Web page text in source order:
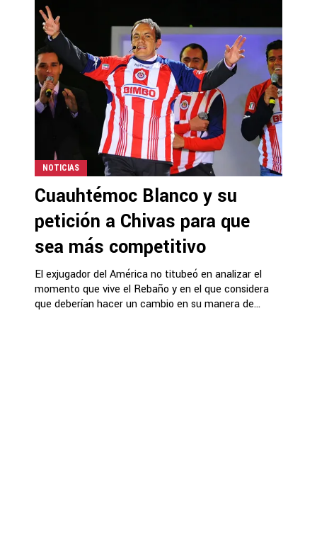
NOTICIAS
Cuauhtémoc Blanco y su
petición a Chivas para que
sea más competitivo
El exjugador del América no titubeó en analizar el
momento que vive el Rebaño y en el que considera
que deberían hacer un cambio en su manera de...